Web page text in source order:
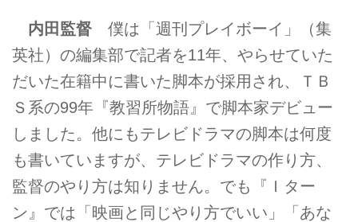
内田監督 僕は「週刊プレイボーイ」（集
英社）の編集部で記者を11年、やらせていた
だいた在籍中に書いた脚本が採用され、ＴＢ
Ｓ系の99年『教習所物語』で脚本家デビュー
しました。他にもテレビドラマの脚本は何度
も書いていますが、テレビドラマの作り方、
監督のやり方は知りません。でも『Ｉター
ン』では「映画と同じやり方でいい」「あな